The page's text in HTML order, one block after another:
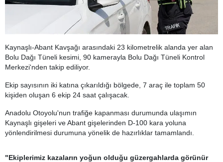
Kaynaşlı-Abant Kavşağı arasındaki 23 kilometrelik alanda yer alan
Bolu Dağı Tüneli kesimi, 90 kamerayla Bolu Dağı Tüneli Kontrol
Merkezi'nden takip ediliyor.
Ekip sayısının iki katına çıkarıldığı bölgede, 7 araç ile toplam 50
kişiden oluşan 6 ekip 24 saat çalışacak.
Anadolu Otoyolu'nun trafiğe kapanması durumunda ulaşımın
Kaynaşlı gişeleri ve Abant gişelerinden D-100 kara yoluna
yönlendirilmesi durumuna yönelik de hazırlıklar tamamlandı.
"Ekiplerimiz kazaların yoğun olduğu güzergahlarda görünür